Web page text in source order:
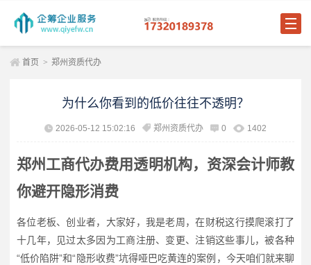
首页 > 郑州资质代办
为什么你看到的低价往往不透明？
2026-05-12 15:02:16 郑州资质代办 0 1402
郑州工商代办费用透明机构，资深会计师教
你避开隐形消费
各位老板、创业者，大家好，我是老周，在财税这行摸爬滚打了
十几年，见过太多因为工商注册、变更、注销这些事儿，被各种
“低价陷阱”和“隐形收费”坑得哑巴吃黄连的案例，今天咱们就来聊